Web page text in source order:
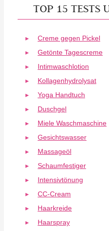
TOP 15 TESTS
Creme gegen Pickel
Getönte Tagescreme
Intimwaschlotion
Kollagenhydrolysat
Yoga Handtuch
Duschgel
Miele Waschmaschine
Gesichtswasser
Massageöl
Schaumfestiger
Intensivtönung
CC-Cream
Haarkreide
Haarspray